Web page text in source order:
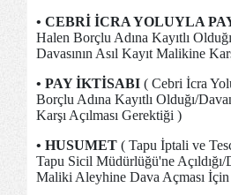
• CEBRİ İCRA YOLUYLA
Halen Borçlu Adına Kayıtlı
Davasının Asıl Kayıt Malikine
• PAY İKTİSABI ( Cebri İcra
Borçlu Adına Kayıtlı Olduğı/
Karşı Açılması Gerektiği )
• HUSUMET ( Tapu İptali ve
Tapu Sicil Müdürlüğü'ne Açıldığı/
Maliki Aleyhine Dava Açması